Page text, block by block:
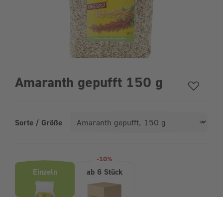
Amaranth gepufft 150 g
Sorte / Größe
Einzeln
-10%
ab 6 Stück